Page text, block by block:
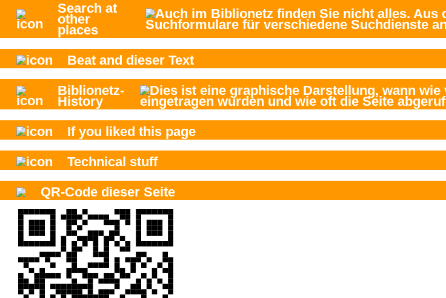
Search at
other
places
Beat and dieser Text
Biblionetz-
History
If you liked this page
Technical stuff
QR-Code dieser Seite